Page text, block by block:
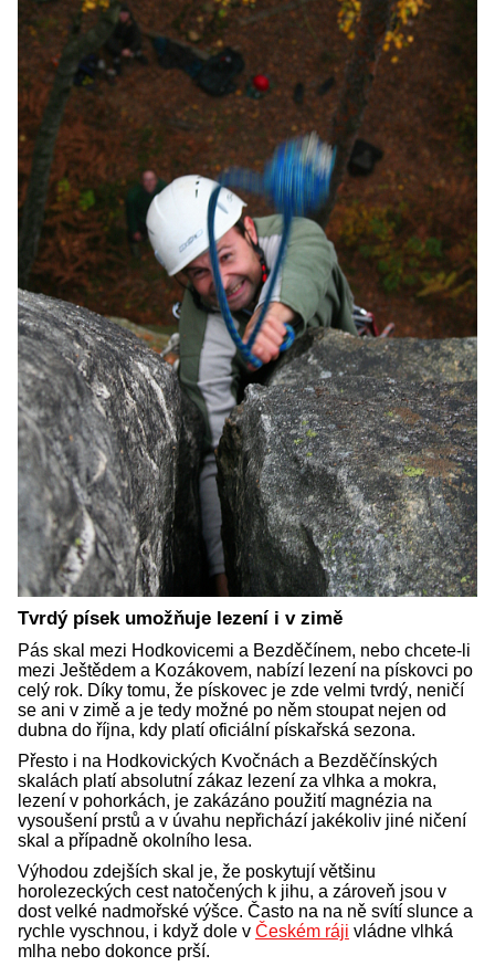
Tvrdý písek umožňuje lezení i v zimě
Pás skal mezi Hodkovicemi a Bezděčínem, nebo chcete-li
mezi Ještědem a Kozákovem, nabízí lezení na pískovci po
celý rok. Díky tomu, že pískovec je zde velmi tvrdý, neničí
se ani v zimě a je tedy možné po něm stoupat nejen od
dubna do října, kdy platí oficiální pískařská sezona.
Přesto i na Hodkovických Kvočnách a Bezděčínských
skalách platí absolutní zákaz lezení za vlhka a mokra,
lezení v pohorkách, je zakázáno použití magnézia na
vysoušení prstů a v úvahu nepřichází jakékoliv jiné ničení
skal a případně okolního lesa.
Výhodou zdejších skal je, že poskytují většinu
horolezeckých cest natočených k jihu, a zároveň jsou v
dost velké nadmořské výšce. Často na na ně svítí slunce a
rychle vyschnou, i když dole v Českém ráji vládne vlhká
mlha nebo dokonce prší.